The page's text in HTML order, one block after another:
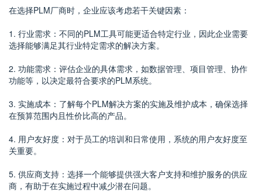
在选择PLM厂商时，企业应该考虑若干关键因素：
1. 行业需求：不同的PLM工具可能更适合特定行业，因此企业需要
选择能够满足其行业特定需求的解决方案。
2. 功能需求：评估企业的具体需求，如数据管理、项目管理、协作
功能等，以决定最符合要求的PLM系统。
3. 实施成本：了解每个PLM解决方案的实施及维护成本，确保选择
在预算范围内且性价比高的产品。
4. 用户友好度：对于员工的培训和日常使用，系统的用户友好度至
关重要。
5. 供应商支持：选择一个能够提供强大客户支持和维护服务的供应
商，有助于在实施过程中减少潜在问题。